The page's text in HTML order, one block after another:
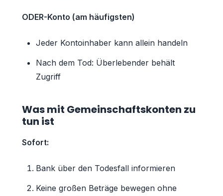
ODER-Konto (am häufigsten)
Jeder Kontoinhaber kann allein handeln
Nach dem Tod: Überlebender behält
Zugriff
Was mit Gemeinschaftskonten zu
tun ist
Sofort:
Bank über den Todesfall informieren
Keine großen Beträge bewegen ohne